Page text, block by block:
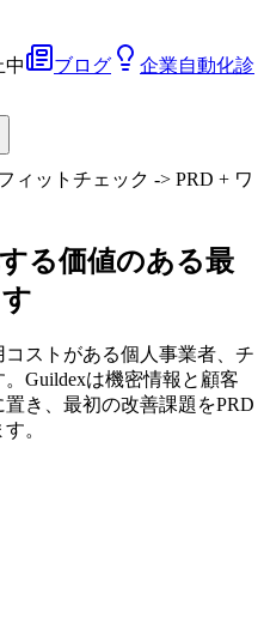
中 ブログ
企業自動化診
ィットチェック -> PRD + ワ
る価値のある最
ストがある個人事業者、チ
Guildexは機密情報と顧客
き、最初の改善課題をPRD
。